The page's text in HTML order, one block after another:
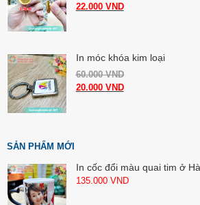
22.000 VND
In móc khóa kim loại
60.000VND
20.000 VND
SẢN PHẨM MỚI
In cốc đổi màu quai tim ở
135.000 VND